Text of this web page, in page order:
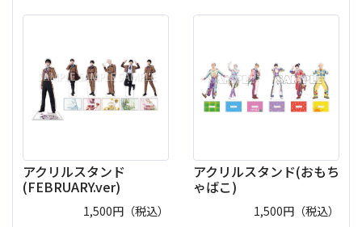
アクリルスタンド
(FEBRUARY.ver)
1,500円（税込）
アクリルスタンド(おもち
ゃばこ)
1,500円（税込）